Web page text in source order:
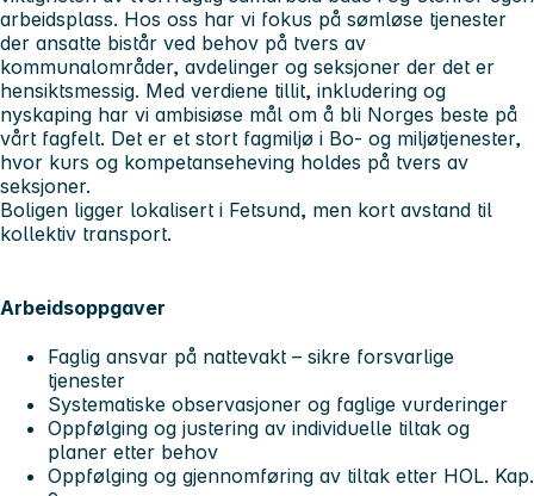
arbeidsplass. Hos oss har vi fokus på sømløse tjenester
der ansatte bistår ved behov på tvers av
kommunalområder, avdelinger og seksjoner der det er
hensiktsmessig. Med verdiene tillit, inkludering og
nyskaping har vi ambisiøse mål om å bli Norges beste på
vårt fagfelt. Det er et stort fagmiljø i Bo- og miljøtjenester,
hvor kurs og kompetanseheving holdes på tvers av
seksjoner.
Boligen ligger lokalisert i Fetsund, men kort avstand til
kollektiv transport.
Arbeidsoppgaver
Faglig ansvar på nattevakt – sikre forsvarlige
tjenester
Systematiske observasjoner og faglige vurderinger
Oppfølging og justering av individuelle tiltak og
planer etter behov
Oppfølging og gjennomføring av tiltak etter HOL. Kap.